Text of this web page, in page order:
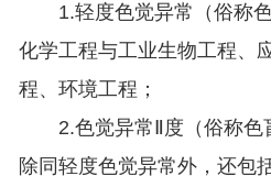
1.轻度色觉异常（俗称
化学工程与工业生物工程、
程、环境工程；
2.色觉异常Ⅱ度（俗称色
除同轻度色觉异常外，还包